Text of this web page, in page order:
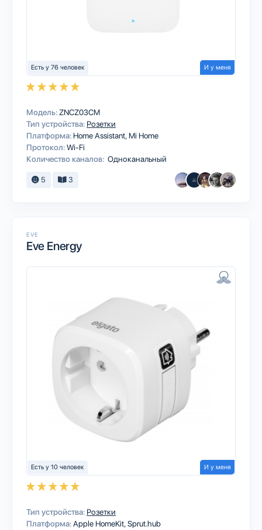
Есть у 76 человек И у меня
Модель: ZNCZ03CM
Тип устройства: Розетки
Платформа: Home Assistant Mi Home
Протокол:Wi-Fi
Количество каналов: Одноканальный
5 3
EVE
Eve Energy
Есть у 10 человек И у меня
Тип устройства: Розетки
Платформа:Apple HomeKitSprut.hub